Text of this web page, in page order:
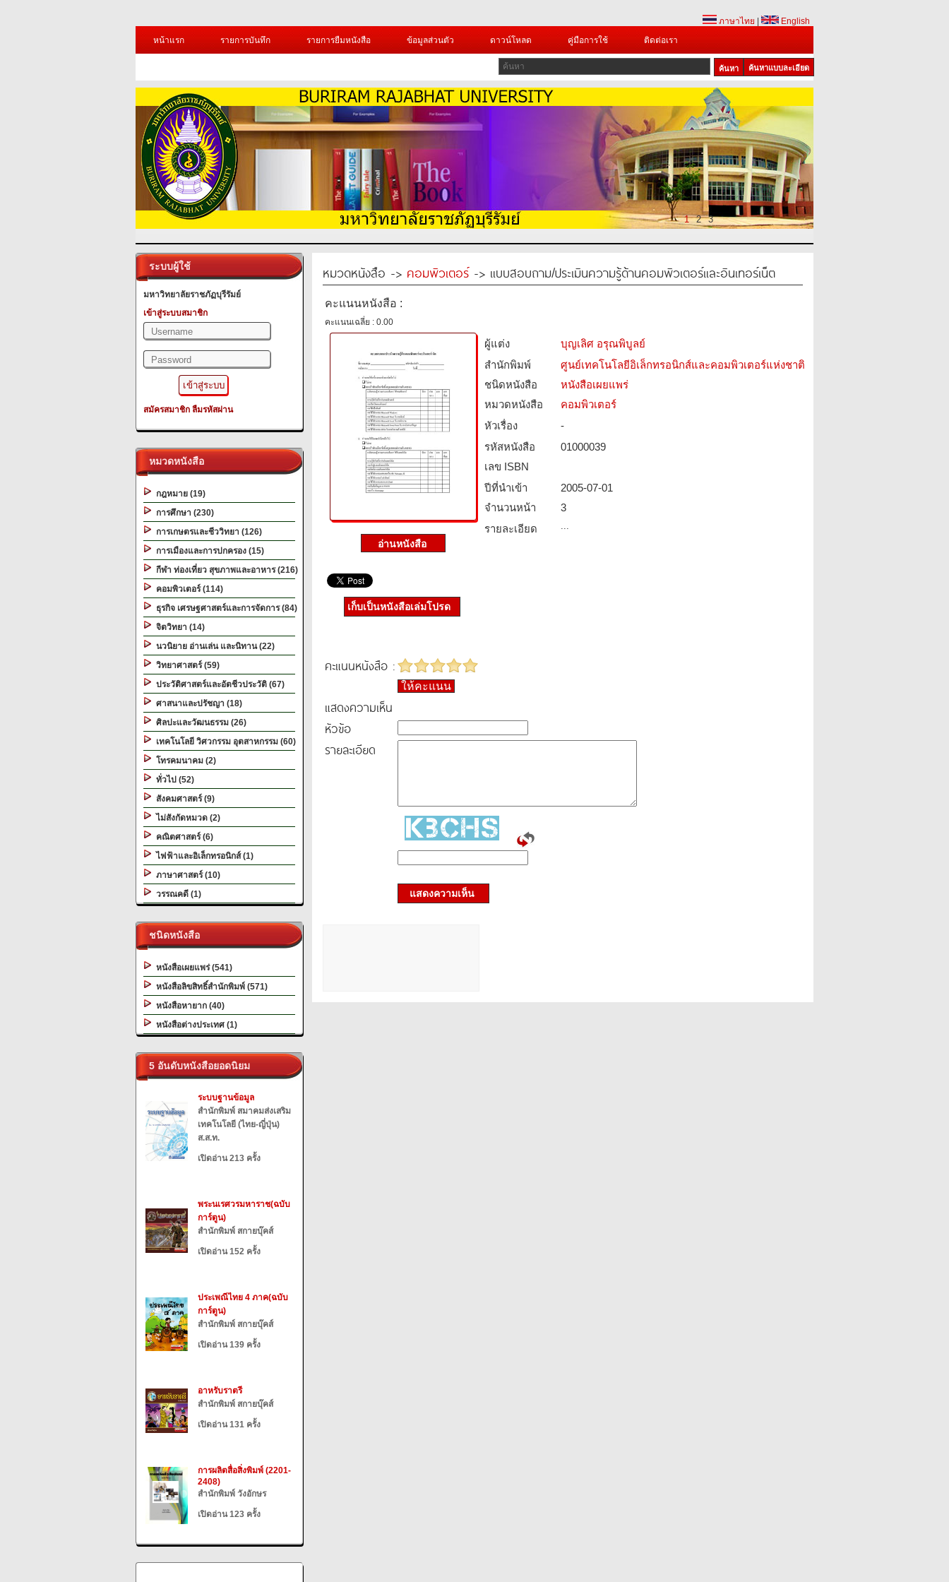
ภาษาไทย
English
หน้าแรก
รายการบันทึก รายการยืมหนังสือ ข้อมูลส่วนตัว ดาวน์โหลด คู่มือการใช้ ติดต่อเรา
ค้นหาแบบละเอียด
1 2 3
ระบบผู้ใช้
มหาวิทยาลัยราชภัฏบุรีรัมย์
เข้าสู่ระบบสมาชิก
สมัครสมาชิก ลืมรหัสผ่าน
หมวดหนังสือ
กฎหมาย (19)
การศึกษา (230)
การเกษตรและชีววิทยา (126)
การเมืองและการปกครอง (15)
กีฬา ท่องเที่ยว สุขภาพและอาหาร (216)
คอมพิวเตอร์ (114)
ธุรกิจ เศรษฐศาสตร์และการจัดการ (84)
จิตวิทยา (14)
นวนิยาย อ่านเล่น และนิทาน (22)
วิทยาศาสตร์ (59)
ประวัติศาสตร์และอัตชีวประวัติ (67)
ศาสนาและปรัชญา (18)
ศิลปะและวัฒนธรรม (26)
เทคโนโลยี วิศวกรรม อุตสาหกรรม (60)
โทรคมนาคม (2)
ทั่วไป (52)
สังคมศาสตร์ (9)
ไม่สังกัดหมวด (2)
คณิตศาสตร์ (6)
ไฟฟ้าและอิเล็กทรอนิกส์ (1)
ภาษาศาสตร์ (10)
วรรณคดี (1)
ชนิดหนังสือ
หนังสือเผยแพร่ (541)
หนังสือลิขสิทธิ์สำนักพิมพ์ (571)
หนังสือหายาก (40)
หนังสือต่างประเทศ (1)
5 อันดับหนังสือยอดนิยม
ระบบฐานข้อมูล
สำนักพิมพ์ สมาคมส่งเสริม
เทคโนโลยี (ไทย-ญี่ปุ่น)
ส.ส.ท.
เปิดอ่าน 213 ครั้ง
พระนเรศวรมหาราช(ฉบับ
การ์ตูน)
สำนักพิมพ์ สกายบุ๊คส์
เปิดอ่าน 152 ครั้ง
ประเพณีไทย 4 ภาค(ฉบับ
การ์ตูน)
สำนักพิมพ์ สกายบุ๊คส์
เปิดอ่าน 139 ครั้ง
อาหรับราตรี
สำนักพิมพ์ สกายบุ๊คส์
เปิดอ่าน 131 ครั้ง
การผลิตสื่อสิ่งพิมพ์ (2201-
2408)
สำนักพิมพ์ วังอักษร
เปิดอ่าน 123 ครั้ง
หมวดหนังสือ -> คอมพิวเตอร์-> แบบสอบถาม/ประเมินความรู้ด้านคอมพิวเตอร์และอินเทอร์เน็ต
คะแนนหนังสือ :
คะแนนเฉลี่ย : 0.00
ผู้แต่ง
บุญเลิศ อรุณพิบูลย์
สำนักพิมพ์
ศูนย์เทคโนโลยีอิเล็กทรอนิกส์และคอมพิวเตอร์แห่งชาติ
ชนิดหนังสือ­
หนังสือเผยแพร่
หมวดหนังสือ­
คอมพิวเตอร์
หัวเรื่อง
-
รหัสหนังสือ­
01000039
เลข ISBN
ปีที่นำเข้า
2005-07-01
จำนวนหน้า
3
รายละเอียด
...
เก็บเป็นหนังสือเล่มโปรด
คะแนนหนังสือ :
ให้คะแนน
แสดงความเห็น
หัวข้อ
รายละเอียด
แสดงความเห็น